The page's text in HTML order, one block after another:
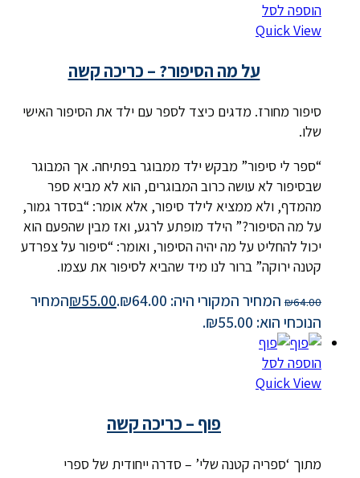
הוספה לסל
Quick View
על מה הסיפור? – כריכה קשה
סיפור מחורז. מדגים כיצד לספר עם ילד את הסיפור האישי
שלו.
“ספר לי סיפור” מבקש ילד ממבוגר בפתיחה. אך המבוגר
שבסיפור לא עושה כרוב המבוגרים, הוא לא מביא ספר
מהמדף, ולא ממציא לילד סיפור, אלא אומר: “בסדר גמור,
על מה הסיפור?” הילד מופתע לרגע, ואז מבין שהפעם הוא
יכול להחליט על מה יהיה הסיפור, ואומר: “סיפור על צפרדע
קטנה ירוקה” ברור לנו מיד שהביא לסיפור את עצמו.
₪64.00 המחיר המקורי היה: ₪64.00. ₪55.00
המחיר
הנוכחי הוא: ₪55.00.
הוספה לסל
Quick View
פוף – כריכה קשה
מתוך ‘ספריה קטנה שלי’ – סדרה ייחודית של ספרי